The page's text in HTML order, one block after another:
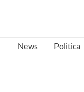
News Politica